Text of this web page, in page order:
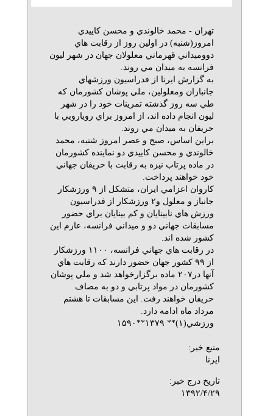
تهران - محمد خالوندي و محسن كاييدي
امروز(شنبه) در اولين روز از رقابت هاي
دووميداني قهرماني معلولان جهان در شهر ليون
فرانسه به ميدان مي روند.
به گزارش ايرنا از فدراسيون ورزشهاي
جانبازان ومعلولين، ملي پوشان كشورمان كه
طي سه روز گذشته تمرينات خود را در شهر
ليون انجام داده اند، از امروز براي رويارويي با
حريفان به ميدان مي روند.
براين اساس، صبح و عصر امروز شنبه، محمد
خالوندي و محسن كاييدي دو نماينده كشورمان
در ماده پرتاب نيزه به رقابت با حريفان جهاني
خود خواهند پرداخت.
كاروان اعزامي ايران، متشكل از ۹ ورزشكار
جانباز و معلول و۲ ورزشكار از فدراسيون
ورزش هاي نابينايان و كم بينايان براي حضور
مسابقات جهاني دو و ميداني فرانسه، عازم اين
كشور شده اند.
در رقابت هاي جهاني فرانسه، ۱۱۰۰ ورزشكار
از ۹۹ كشور جهان حضور دارند كه رقابت هاي
آنها در۲۰۷ ماده برگزارخواهد شد و ملي پوشان
كشورمان در مواد پرتابي و دو به مصاف
حريفان خواهند رفت. اين مسابقات تا هشتم
مرداد ماه ادامه دارد.
ورزشي(۱)** ۱۳۷۹**۱۵۹۰
منبع خبر:
ایرنا
تاریخ درج خبر:
۱۳۹۲/۴/۲۹